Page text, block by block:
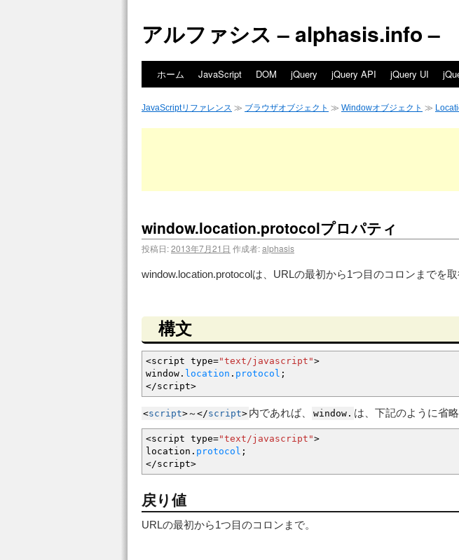
アルファシス – alphasis.info –
ホーム JavaScript DOM jQuery jQuery API jQuery UI
JavaScriptリファレンス ≫ ブラウザオブジェクト ≫ Windowオブジェクト ≫
window.location.protocolプロパティ
投稿日:2013年7月21日 作成者:alphasis
window.location.protocolは、URLの最初から1つ目のコロンまでを
構文
<script type="text/javascript">
window. location . protocol ;
</script>
<script>～</script> 内であれば、 window. は、下記のように省略
<script type="text/javascript">
location. protocol ;
</script>
戻り値
URLの最初から1つ目のコロンまで。